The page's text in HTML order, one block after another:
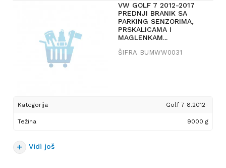
VW GOLF 7 2012-2017
PREDNJI BRANIK SA
PARKING SENZORIMA,
PRSKALICAMA I
MAGLENKAM...
ŠIFRA BUMWW0031
Kategorija Golf 7 8.2012-
Težina 9000 g
Vidi još